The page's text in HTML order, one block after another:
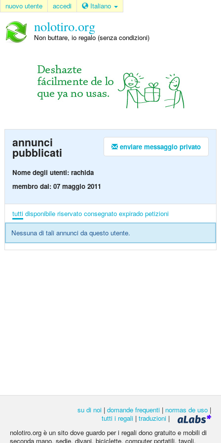
nuovo utente accedi Italiano
nolotiro.org
Non buttare, io regalo (senza condizioni)
enviare messaggio privato
annunci
pubblicati
Nome degli utenti: rachida
membro dal: 07 maggio 2011
tutti disponibile riservato consegnato expirado petizioni
Nessuna di tali annunci da questo utente.
su di noi | domande frequenti | normas de uso |
tutti i regali | traduzioni |
nolotiro.org è un sito dove guardo per i regali dono gratuito e mobili di
seconda mano, sedie, divani, biciclette, computer portatili, tavoli,